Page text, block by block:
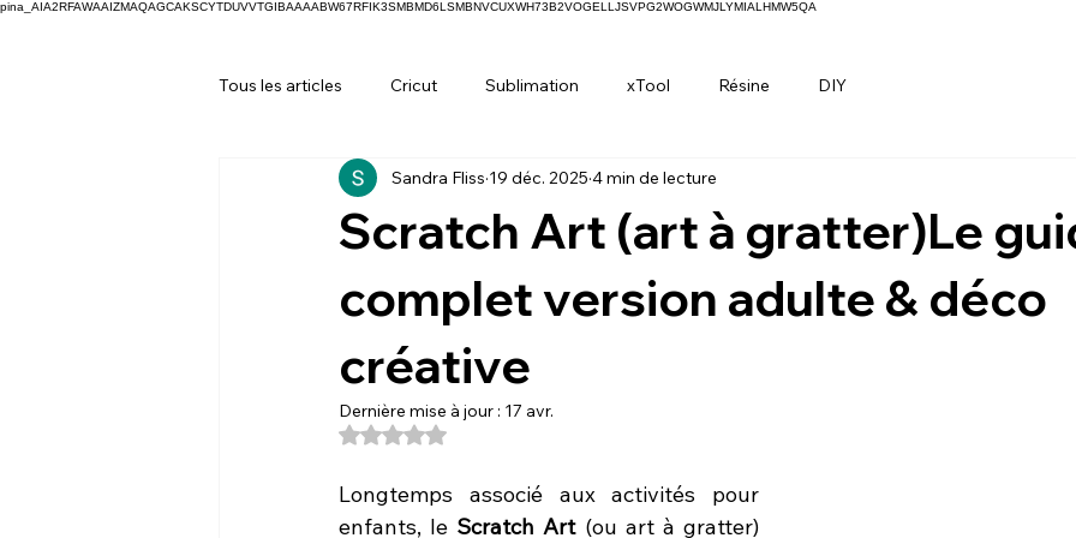
pina_AIA2RFAWAAIZMAQAGCAKSCYTDUVVTGIBAAAABW67RFIK3SMBMD6LSMBNVCUXWH73B2VOGELLJSVPG2WOGWMJLYMIALHMW5QA
Tous les articles Cricut Sublimation xTool Résine DIY
Scratch Art (art à gratter)Le
complet version adulte & déco
créative
Sandra Fliss 19 déc. 2025 4 min de lecture
Dernière mise à jour : 17 avr.
Noté NaN étoiles sur 5.
Longtemps associé aux activités pour
enfants, le Scratch Art (ou art à gratter)